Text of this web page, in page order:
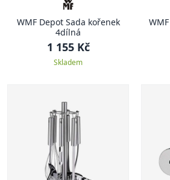
WMF Depot Sada kořenek
4dílná
1 155 Kč
Skladem